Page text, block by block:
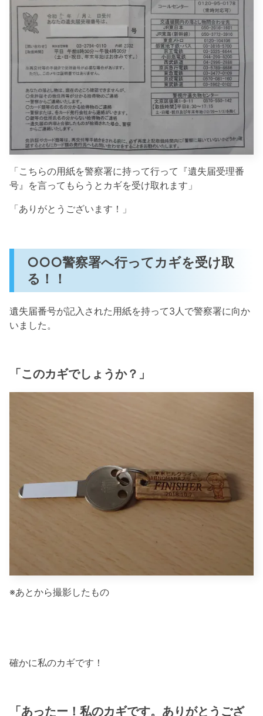
「こちらの用紙を警察署に持って行って『遺失届受理番
号』を言ってもらうとカギを受け取れます」
「ありがとうございます！」
○○○警察署へ行ってカギを受け取
る！！
遺失届番号が記入された用紙を持って3人で警察署に向か
いました。
「このカギでしょうか？」
※あとから撮影したもの
確かに私のカギです！
「あったー！私のカギです。ありがとうござ